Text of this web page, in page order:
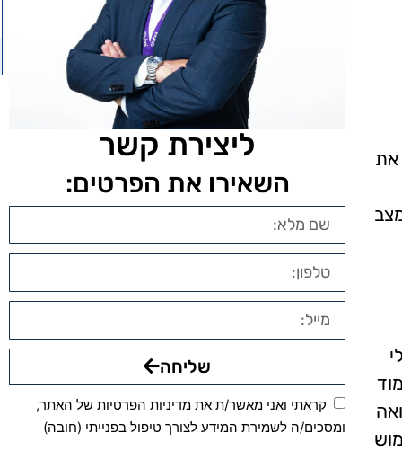
את ליצירת קשר
השאירו את הפרטים:
שליחה
קראתי ואני מאשר/ת אתמדיניות הפרטיות של האתר,
ומסכים/ה לשמירת המידע לצורך טיפול בפנייתי (חובה)